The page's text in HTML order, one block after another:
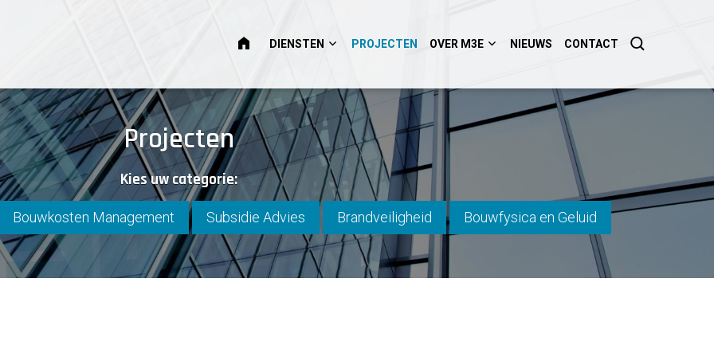
HOMEDIENSTEN PROJECTEN OVER M3E NIEUWS CONTACT
Projecten
Kies uw categorie:
Bouwkosten Management Subsidie Advies Brandveiligheid Bouwfysica en Geluid